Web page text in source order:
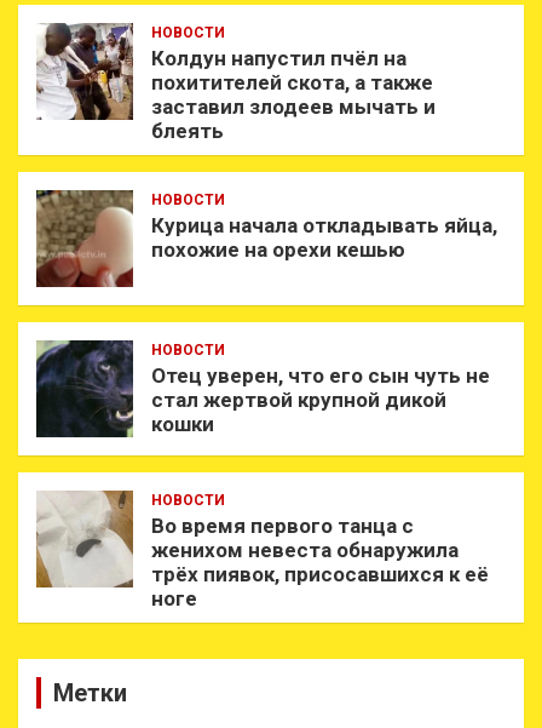
НОВОСТИ
Колдун напустил пчёл на
похитителей скота, а также
заставил злодеев мычать и
блеять
НОВОСТИ
Курица начала откладывать яйца,
похожие на орехи кешью
НОВОСТИ
Отец уверен, что его сын чуть не
стал жертвой крупной дикой
кошки
НОВОСТИ
Во время первого танца с
женихом невеста обнаружила
трёх пиявок, присосавшихся к её
ноге
Метки